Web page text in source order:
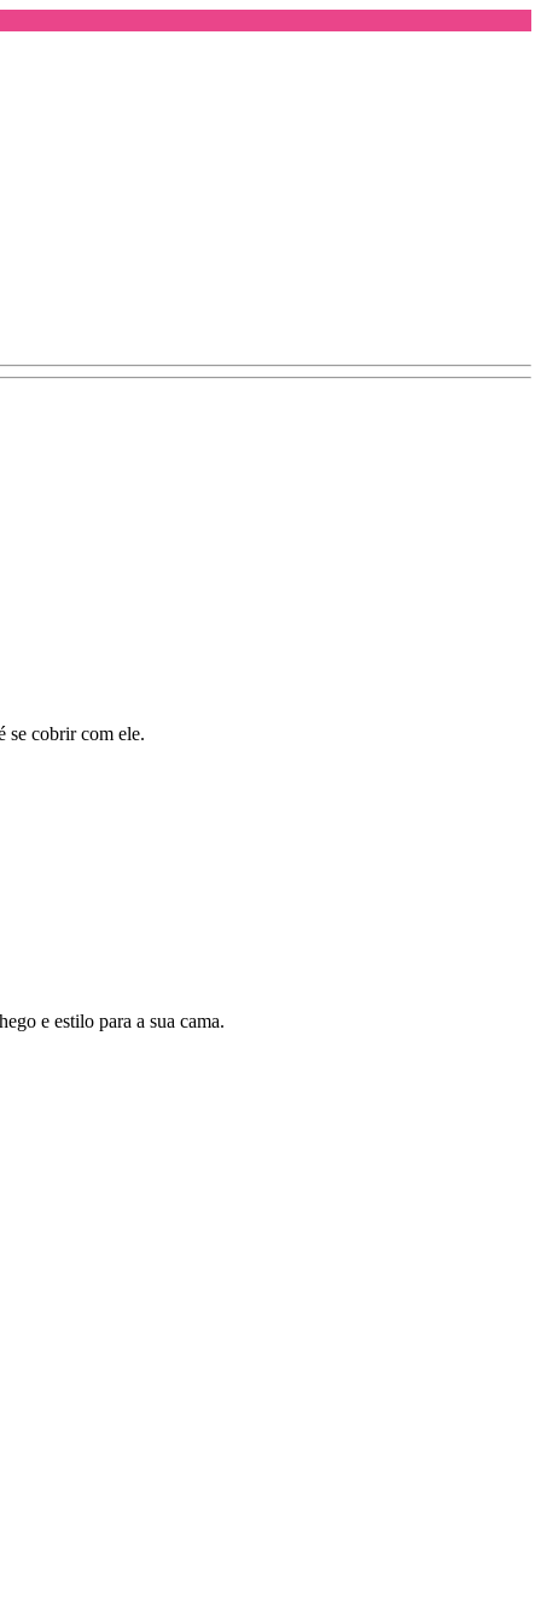
se cobrir com ele.
e estilo para a sua cama.